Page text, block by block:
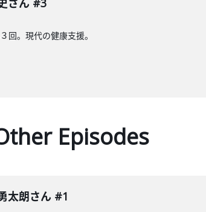
さん #3
回。現代の健康支援。
Episodes
太朗さん #1